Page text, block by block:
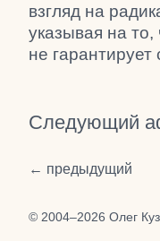
взгляд на
указывая на
не
Следующий
← предыдущий
© 2004–2026 Олег